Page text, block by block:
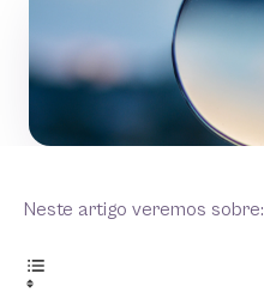
Neste artigo veremos sobre: